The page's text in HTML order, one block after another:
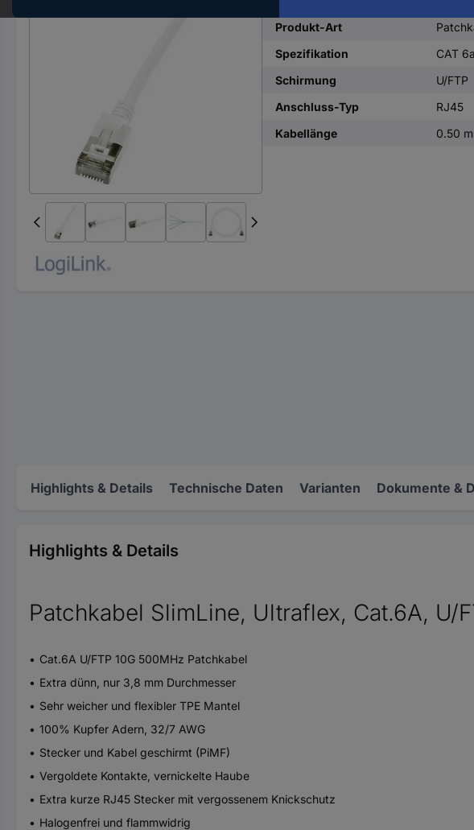
Produkt-Art
Spezifikation
CAT 6a
Schirmung
U/FTP
Anschluss-Typ
RJ45
Kabellänge
0.50 m
Highlights & Details Technische Daten Varianten Dokumente &
Highlights & Details
Patchkabel SlimLine, Ultraflex, Cat.6A, U/
Cat.6A U/FTP 10G 500MHz Patchkabel
Extra dünn, nur 3,8 mm Durchmesser
Sehr weicher und flexibler TPE Mantel
100% Kupfer Adern, 32/7 AWG
Stecker und Kabel geschirmt (PiMF)
Vergoldete Kontakte, vernickelte Haube
Extra kurze RJ45 Stecker mit vergossenem Knickschutz
Halogenfrei und flammwidrig